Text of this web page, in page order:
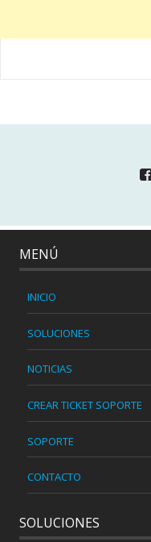
MENÚ
INICIO
SOLUCIONES
NOTICIAS
CREAR TICKET SOPORTE
SOPORTE
CONTACTO
SOLUCIONES